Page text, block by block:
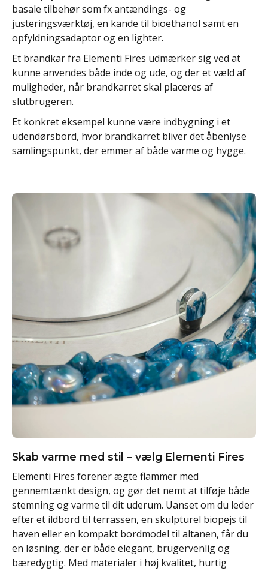
basale tilbehør som fx antændings- og
justeringsværktøj, en kande til bioethanol samt en
opfyldningsadaptor og en lighter.
Et brandkar fra Elementi Fires udmærker sig ved at
kunne anvendes både inde og ude, og der et væld af
muligheder, når brandkarret skal placeres af
slutbrugeren.
Et konkret eksempel kunne være indbygning i et
udendørsbord, hvor brandkarret bliver det åbenlyse
samlingspunkt, der emmer af både varme og hygge.
Skab varme med stil – vælg Elementi Fires
Elementi Fires forener ægte flammer med
gennemtænkt design, og gør det nemt at tilføje både
stemning og varme til dit uderum. Uanset om du leder
efter et ildbord til terrassen, en skulpturel biopejs til
haven eller en kompakt bordmodel til altanen, får du
en løsning, der er både elegant, brugervenlig og
bæredygtig. Med materialer i høj kvalitet, hurtig